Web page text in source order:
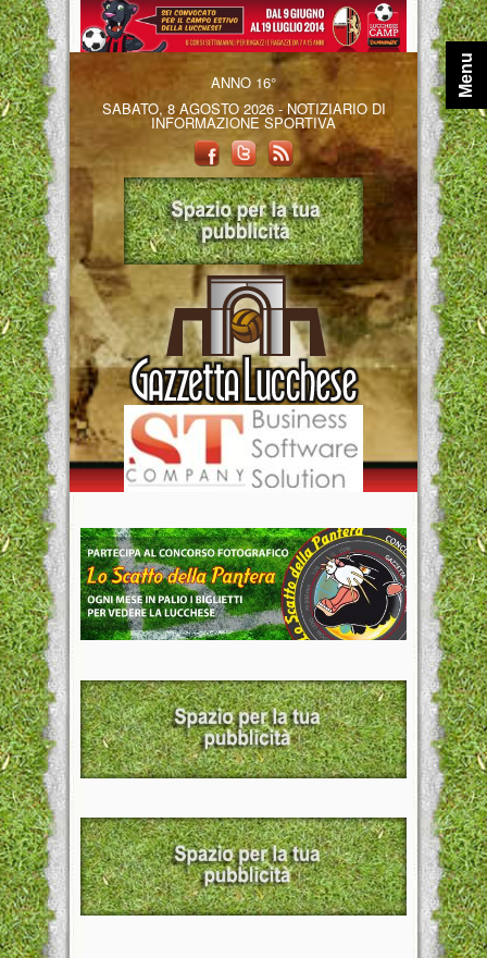
ANNO 16°
SABATO, 8 AGOSTO 2026 - NOTIZIARIO DI
INFORMAZIONE SPORTIVA
Menu